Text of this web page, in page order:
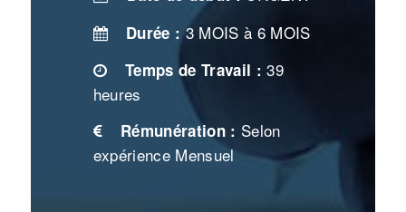
Durée :3 MOIS à 6 MOIS
Temps de Travail :39
heures
Rémunération : Selon
expérience Mensuel